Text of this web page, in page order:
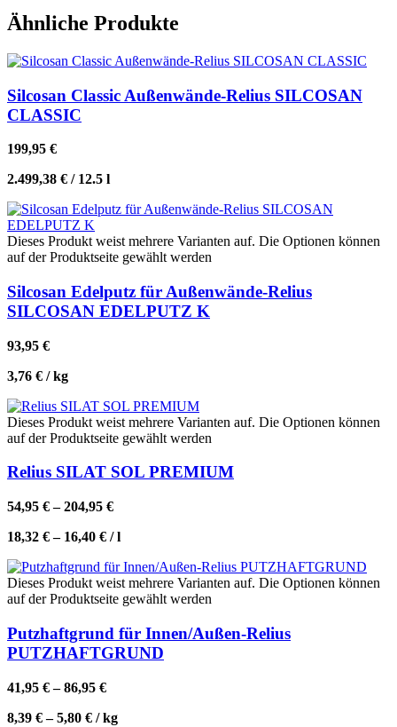
Ähnliche Produkte
Silcosan Classic Außenwände-Relius SILCOSAN
CLASSIC
199,95 €
2.499,38 € / 12.5 l
Dieses Produkt weist mehrere Varianten auf. Die Optionen können
auf der Produktseite gewählt werden
Silcosan Edelputz für Außenwände-Relius
SILCOSAN EDELPUTZ K
93,95 €
3,76 € /kg
Dieses Produkt weist mehrere Varianten auf. Die Optionen können
auf der Produktseite gewählt werden
Relius SILAT SOL PREMIUM
54,95 €–204,95 €
18,32 €– 16,40 € /l
Dieses Produkt weist mehrere Varianten auf. Die Optionen können
auf der Produktseite gewählt werden
Putzhaftgrund für Innen/Außen-Relius
PUTZHAFTGRUND
41,95 €–86,95 €
8,39 €–5,80 € /kg